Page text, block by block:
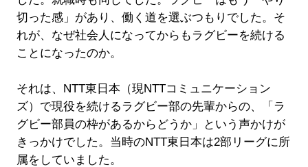
切った感」があり、働く道を選ぶつもりでした。そ
れが、なぜ社会人になってからもラグビーを続ける
ことになったのか。
それは、NTT東日本（現NTTコミュニケーション
ズ）で現役を続けるラグビー部の先輩からの、「ラ
グビー部員の枠があるからどうか」という声かけが
きっかけでした。当時のNTT東日本は2部リーグに所
属をしていました。